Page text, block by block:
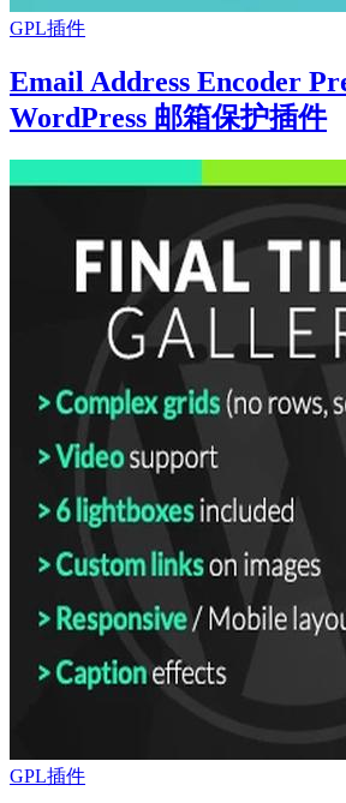
GPL插件
Email Address Encoder
WordPress 邮箱保护插件
GPL插件